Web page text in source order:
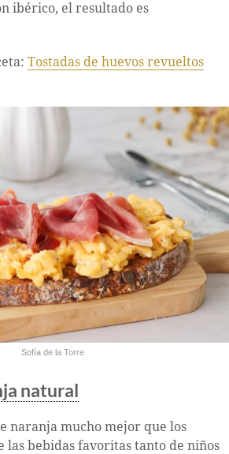
ibérico, el resultado es
Tostadas de huevos revueltos
Sofía de la Torre
natural
naranja mucho mejor que los
las bebidas favoritas tanto de niños